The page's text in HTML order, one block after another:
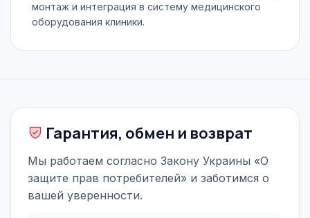
монтаж и интеграция в систему медицинского
оборудования клиники.
Гарантия, обмен и возврат
Мы работаем согласно Закону Украины «О
защите прав потребителей» и заботимся о
вашей уверенности.